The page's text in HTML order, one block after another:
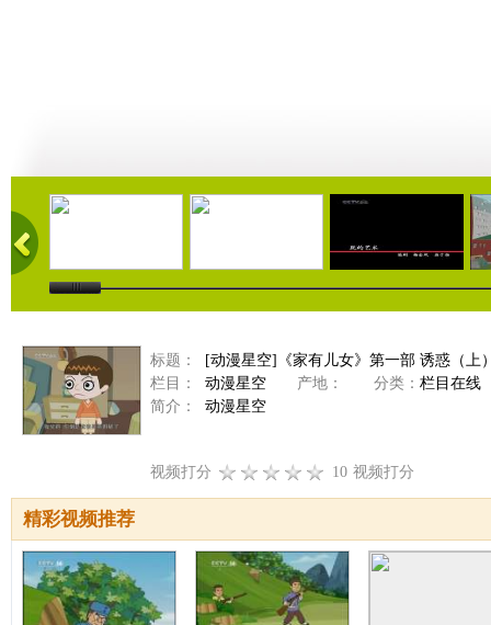
17:14 21:33 21:08
标题：
[动漫星空]《家有儿女》第一部 诱惑（上
栏目：
动漫星空 产地： 分类： 栏目在线
简介：
动漫星空
视频打分 10 视频打分
精彩视频推荐